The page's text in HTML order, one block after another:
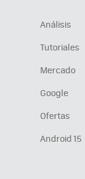
Análisis
Tutoriales
Mercado
Google
Ofertas
Android 15